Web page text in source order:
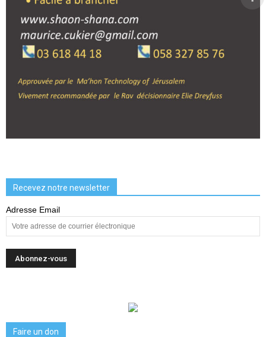
Recevez notre newsletter
Adresse Email
Faire un don